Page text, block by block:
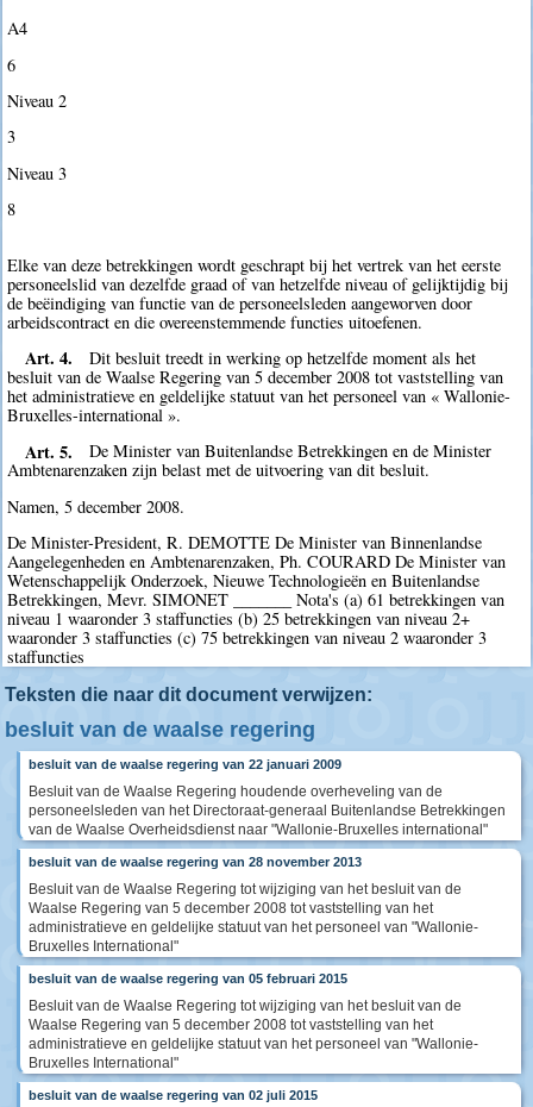
A4
6
Niveau 2
3
Niveau 3
8
Elke van deze betrekkingen wordt geschrapt bij het vertrek van het eerste
personeelslid van dezelfde graad of van hetzelfde niveau of gelijktijdig bij
de beëindiging van functie van de personeelsleden aangeworven door
arbeidscontract en die overeenstemmende functies uitoefenen.
Art. 4.
Dit besluit treedt in werking op hetzelfde moment als het
besluit van de Waalse Regering van 5 december 2008 tot vaststelling van
het administratieve en geldelijke statuut van het personeel van « Wallonie-
Bruxelles-international ».
Art. 5.
De Minister van Buitenlandse Betrekkingen en de Minister
Ambtenarenzaken zijn belast met de uitvoering van dit besluit.
Namen, 5 december 2008.
De Minister-President, R. DEMOTTE De Minister van Binnenlandse
Aangelegenheden en Ambtenarenzaken, Ph. COURARD De Minister van
Wetenschappelijk Onderzoek, Nieuwe Technologieën en Buitenlandse
Betrekkingen, Mevr. SIMONET _______ Nota's (a) 61 betrekkingen van
niveau 1 waaronder 3 staffuncties (b) 25 betrekkingen van niveau 2+
waaronder 3 staffuncties (c) 75 betrekkingen van niveau 2 waaronder 3
staffuncties
Teksten die naar dit document verwijzen:
besluit van de waalse regering
besluit van de waalse regering van 22 januari 2009
Besluit van de Waalse Regering houdende overheveling van de
personeelsleden van het Directoraat-generaal Buitenlandse Betrekkingen
van de Waalse Overheidsdienst naar "Wallonie-Bruxelles international"
besluit van de waalse regering van 28 november 2013
Besluit van de Waalse Regering tot wijziging van het besluit van de
Waalse Regering van 5 december 2008 tot vaststelling van het
administratieve en geldelijke statuut van het personeel van "Wallonie-
Bruxelles International"
besluit van de waalse regering van 05 februari 2015
Besluit van de Waalse Regering tot wijziging van het besluit van de
Waalse Regering van 5 december 2008 tot vaststelling van het
administratieve en geldelijke statuut van het personeel van "Wallonie-
Bruxelles International"
besluit van de waalse regering van 02 juli 2015